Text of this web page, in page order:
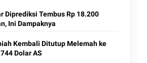
Diprediksi Tembus Rp 18.200
Ini Dampaknya
Kembali Ditutup Melemah ke
Dolar AS